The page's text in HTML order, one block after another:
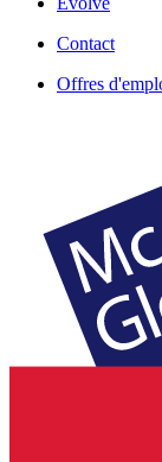
Contact
Offres